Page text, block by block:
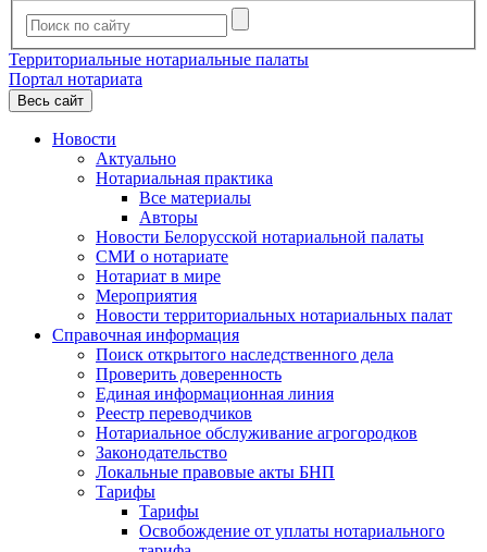
Территориальные нотариальные палаты
Портал нотариата
Весь сайт
Новости
Актуально
Нотариальная практика
Все материалы
Авторы
Новости Белорусской нотариальной палаты
СМИ о нотариате
Нотариат в мире
Мероприятия
Новости территориальных нотариальных палат
Справочная информация
Поиск открытого наследственного дела
Проверить доверенность
Единая информационная линия
Реестр переводчиков
Нотариальное обслуживание агрогородков
Законодательство
Локальные правовые акты БНП
Тарифы
Тарифы
Освобождение от уплаты нотариального